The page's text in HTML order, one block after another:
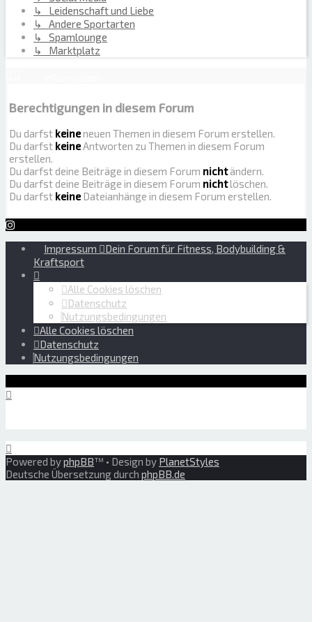
↳ Leidenschaft und Liebe
↳ Andere Sportarten
↳ Spamlounge
↳ Marktplatz
Berechtigungen in diesem Forum
Du darfst keineneuen Themen in diesem Forum erstellen.
Du darfst keineAntworten zu Themen in diesem Forum
erstellen.
Du darfst deine Beiträge in diesem Forum nichtändern.
Du darfst deine Beiträge in diesem Forum nichtlöschen.
Du darfst keine Dateianhänge in diesem Forum erstellen.
Impressum
Dein Forum für Fitness, Bodybuilding &
Kraftsport
Alle Cookies löschen
Datenschutz
Nutzungsbedingungen
Alle Cookies löschen
Datenschutz
Nutzungsbedingungen
Powered byphpBB™ • Design by PlanetStyles
Deutsche Übersetzung durch phpBB.de